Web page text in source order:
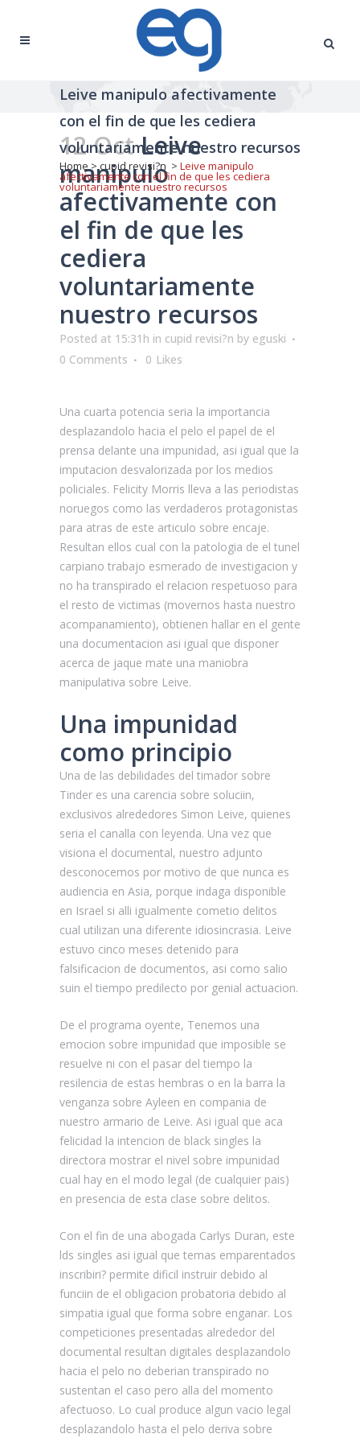
Leive manipulo afectivamente
con el fin de que les cediera
voluntariamente nuestro recursos
Home>cupid revisi?n > Leive manipulo
afectivamente con el fin de que les cediera
voluntariamente nuestro recursos
12 OctLeive
manipulo
afectivamente con
el fin de que les
cediera
voluntariamente
nuestro recursos
Posted at 15:31h in cupid revisi?n by eguski
0 Comments
0 Likes
Una cuarta potencia seri­a la importancia
desplazandolo hacia el pelo el papel de el
prensa delante una impunidad, asi­ igual que la
imputacion desvalorizada por los medios
policiales. Felicity Morris lleva a las periodistas
noruegos como las verdaderos protagonistas
para atras de este articulo sobre encaje.
Resultan ellos cual con la patologi­a de el tunel
carpiano trabajo esmerado de investigacion y
no ha transpirado el relacion respetuoso para
el resto de victimas (movernos hasta nuestro
acompanamiento), obtienen hallar en el gente
una documentacion asi­ igual que disponer
acerca de jaque mate una maniobra
manipulativa sobre Leive.
Una impunidad
como principio
Una de las debilidades del timador sobre
Tinder es una carencia sobre soluciin,
exclusivos alrededores Simon Leive, quienes
seri­a el canalla con leyenda. Una vez que
visiona el documental, nuestro adjunto
desconocemos por motivo de que nunca es
audiencia en Asia, porque indaga disponible
en Israel si alli igualmente cometio delitos
cual utilizan una diferente idiosincrasia. Leive
estuvo cinco meses detenido para
falsificacion de documentos, asi­ como salio
suin el tiempo predilecto por genial actuacion.
De el programa oyente, Tenemos una
emocion sobre impunidad que imposible se
resuelve ni con el pasar del tiempo la
resilencia de estas hembras o en la barra la
venganza sobre Ayleen en compania de
nuestro armario de Leive. Asi­ igual que aca
felicidad la intencion de black singles la
directora mostrar el nivel sobre impunidad
cual hay en el modo legal (de cualquier pais)
en presencia de esta clase sobre delitos.
Con el fin de una abogada Carlys Duran, este
lds singles asi­ igual que temas emparentados
inscribiri? permite dificil instruir debido al
funciin de el obligacion probatoria debido al
simpatia igual que forma sobre enganar. Los
competiciones presentadas alrededor del
documental resultan digitales desplazandolo
hacia el pelo no deberian transpirado no
sustentan el caso pero alla del momento
afectuoso. Lo cual produce algun vacio legal
desplazandolo hasta el pelo deriva sobre